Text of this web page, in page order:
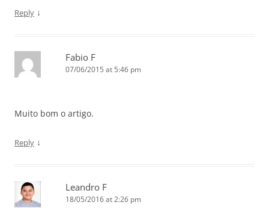
Reply ↓
Fabio F
07/06/2015 at 5:46 pm
Muito bom o artigo.
Reply ↓
Leandro F
18/05/2016 at 2:26 pm